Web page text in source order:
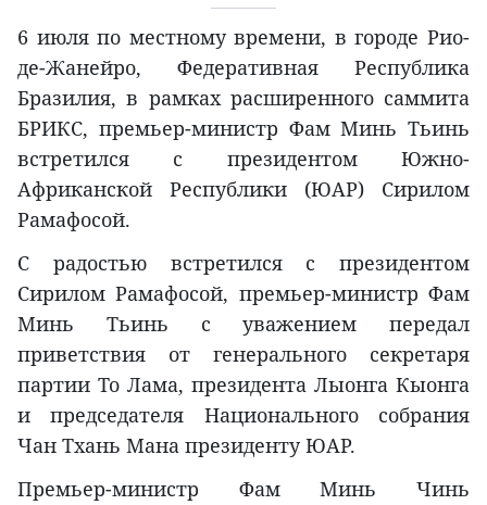
6 июля по местному времени, в городе Рио-
де-Жанейро, Федеративная Республика
Бразилия, в рамках расширенного саммита
БРИКС, премьер-министр Фам Минь Тьинь
встретился с президентом Южно-
Африканской Республики (ЮАР) Сирилом
Рамафосой.
С радостью встретился с президентом
Сирилом Рамафосой, премьер-министр Фам
Минь Тьинь с уважением передал
приветствия от генерального секретаря
партии То Лама, президента Лыонга Кыонга
и председателя Национального собрания
Чан Тхань Мана президенту ЮАР.
Премьер-министр Фам Минь Чинь